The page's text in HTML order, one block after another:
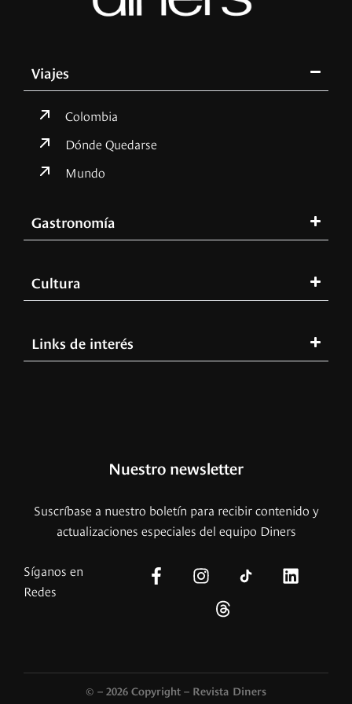
Viajes
Colombia
Dónde Quedarse
Mundo
Gastronomía
Cultura
Links de interés
Nuestro newsletter
Suscríbase a nuestro boletín para recibir contenido y
actualizaciones especiales del equipo Diners
Síganos en
Redes
© – 2026 Copyright – Revista Diners